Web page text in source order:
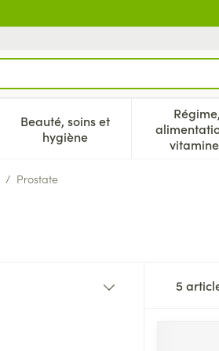
Beauté, soins et
hygièneAfficher le sous-menu
Régime,
/ Prostate
5